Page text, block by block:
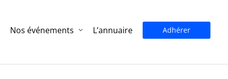
Nos événements L’annuaire Adhérer